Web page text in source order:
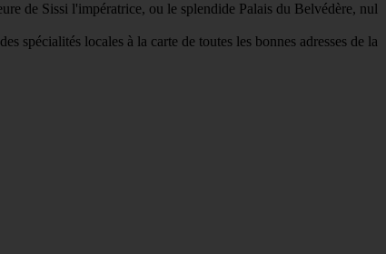
de Sissi l'impératrice, ou le splendide Palais du Belvédère, nul
spécialités locales à la carte de toutes les bonnes adresses de la